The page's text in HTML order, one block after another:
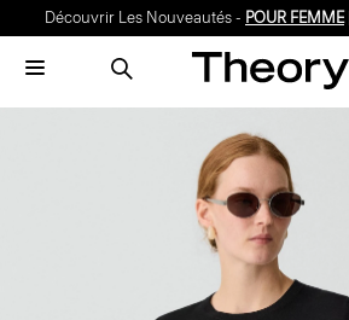
Découvrir Les Nouveautés - POUR FEMME